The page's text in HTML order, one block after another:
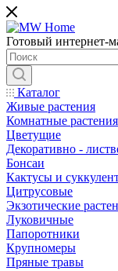
Готовый интернет-
Каталог
Живые растения
Комнатные растения
Цветущие
Декоративно -
Бонсаи
Кактусы и
Цитрусовые
Экзотические
Луковичные
Папоротники
Крупномеры
Пряные травы